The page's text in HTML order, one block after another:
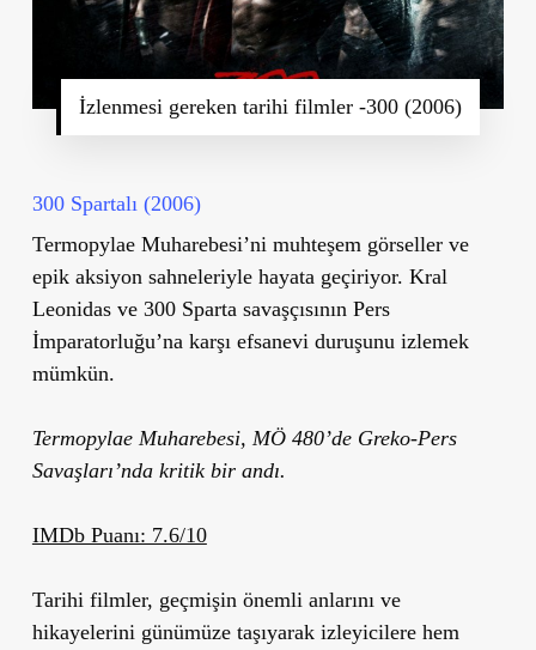
İzlenmesi gereken tarihi filmler -300 (2006)
300 Spartalı (2006)
Termopylae Muharebesi’ni muhteşem görseller ve
epik aksiyon sahneleriyle hayata geçiriyor. Kral
Leonidas ve 300 Sparta savaşçısının Pers
İmparatorluğu’na karşı efsanevi duruşunu izlemek
mümkün.
Termopylae Muharebesi, MÖ 480’de Greko-Pers
Savaşları’nda kritik bir andı.
IMDb Puanı: 7.6/10
Tarihi filmler, geçmişin önemli anlarını ve
hikayelerini günümüze taşıyarak izleyicilere hem